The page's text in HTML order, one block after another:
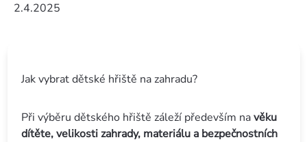
2.4.2025
Jak vybrat dětské hřiště na zahradu?
Při výběru dětského hřiště záleží především navěku
dítěte, velikosti zahrady, materiálu a bezpečnostních